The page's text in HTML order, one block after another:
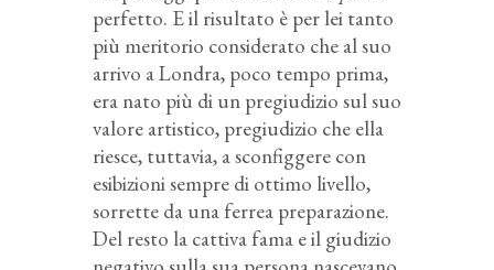
perfetto. E il risultato è per lei tanto
più meritorio considerato che al suo
arrivo a Londra, poco tempo prima,
era nato più di un pregiudizio sul suo
valore artistico, pregiudizio che ella
riesce, tuttavia, a sconfiggere con
esibizioni sempre di ottimo livello,
sorrette da una ferrea preparazione.
Del resto la cattiva fama e il giudizio